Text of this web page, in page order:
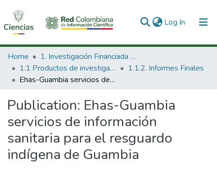
Log In (current)
Communities & Collections
All of DSpace
Home
1. Investigación Financiada con Recursos Públicos
1.1 Productos de investigación
1.1.2. Informes Finales
Ehas-Guambia servicios de información sanitaria para el resguardo indígena de Guambia
Publication: Ehas-Guambia
servicios de información
sanitaria para el resguardo
indígena de Guambia